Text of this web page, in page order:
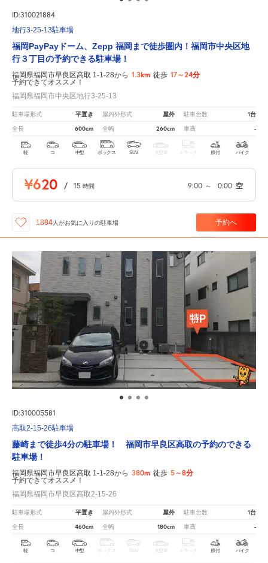
ID:310021884
地行3-25-13駐車場
福岡PayPayドーム、Zepp 福岡まで徒歩圏内！福岡市中央区地
行３丁目の予約できる駐車場！
福岡県福岡市早良区高取 1-1-28から 1.3km 徒歩 17～24分
予約できてオススメ！
福岡県福岡市中央区地行3-25-13
駐車場形式 平置き 屋内外形式 屋外 駐車台数 1台
全長 600cm 全幅 260cm 車高 -
軽 コ 中型 ボックス SUV 大型車 トラック 原付 バイク
¥620 / 15 時間 9:00 ～ 0:00 空
1884人がお気に入りの駐車場 予約へ
ID:310005581
高取2-15-26駐車場
藤崎まで徒歩4分の駐車場！ 福岡市早良区高取の予約のできる
駐車場！
福岡県福岡市早良区高取 1-1-28から 380m 徒歩 5～8分
予約できてオススメ！
福岡県福岡市早良区高取2-15-26
駐車場形式 平置き 屋内外形式 屋外 駐車台数 1台
全長 460cm 全幅 180cm 車高 -
軽 コ 中型 ボックス SUV 大型車 トラック 原付 バイク